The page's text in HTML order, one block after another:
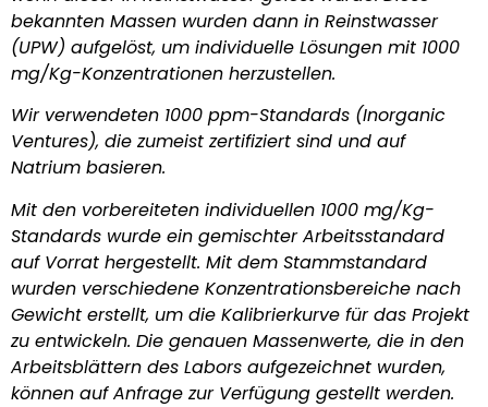
bekannten Massen wurden dann in Reinstwasser
(UPW) aufgelöst, um individuelle Lösungen mit 1000
mg/Kg-Konzentrationen herzustellen.
Wir verwendeten 1000 ppm-Standards (Inorganic
Ventures), die zumeist zertifiziert sind und auf
Natrium basieren.
Mit den vorbereiteten individuellen 1000 mg/Kg-
Standards wurde ein gemischter Arbeitsstandard
auf Vorrat hergestellt. Mit dem Stammstandard
wurden verschiedene Konzentrationsbereiche nach
Gewicht erstellt, um die Kalibrierkurve für das Projekt
zu entwickeln. Die genauen Massenwerte, die in den
Arbeitsblättern des Labors aufgezeichnet wurden,
können auf Anfrage zur Verfügung gestellt werden.